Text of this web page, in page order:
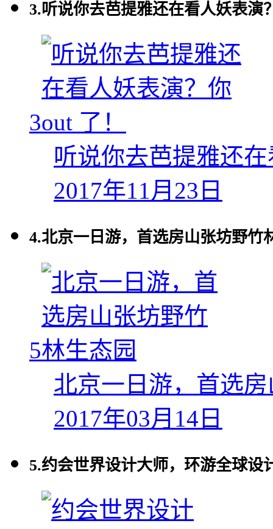
3.听说你去芭提雅还在看人妖表演
3
听说你去芭提雅还
2017年11月23日
4.北京一日游，首选房山张坊野竹
5
北京一日游，首选
2017年03月14日
5.约会世界设计大师，环游全球设